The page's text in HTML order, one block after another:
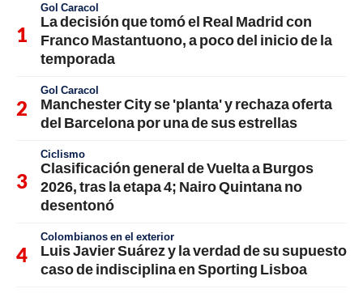
Gol Caracol
La decisión que tomó el Real Madrid con
Franco Mastantuono, a poco del inicio de la
temporada
Gol Caracol
Manchester City se 'planta' y rechaza oferta
del Barcelona por una de sus estrellas
Ciclismo
Clasificación general de Vuelta a Burgos
2026, tras la etapa 4; Nairo Quintana no
desentonó
Colombianos en el exterior
Luis Javier Suárez y la verdad de su supuesto
caso de indisciplina en Sporting Lisboa